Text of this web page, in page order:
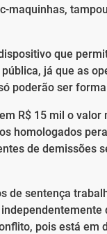
maquinhas,
que
já que as
poderão ser
R$ 15 mil o
homologados
de demissões
de sentença
pois está em